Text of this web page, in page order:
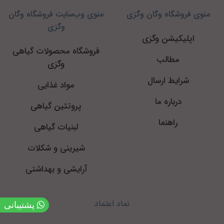
منوی فروشگاه وگان وگزی
اپلیکیشن وگزی
مطالب
شرایط ارسال
درباره ما
راهنما
منوی وب‌سایت فروشگاه وگان
وگزی
فروشگاه محصولات گیاهی
وگزی
مواد غذایی
پروتئین گیاهی
لبنیات گیاهی
شیرینی و شکلات
آرایشی و بهداشتی
نماد اعتماد پشتیبانی